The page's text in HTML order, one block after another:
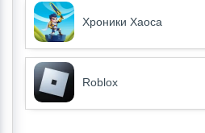
Хроники Хаоса
Roblox